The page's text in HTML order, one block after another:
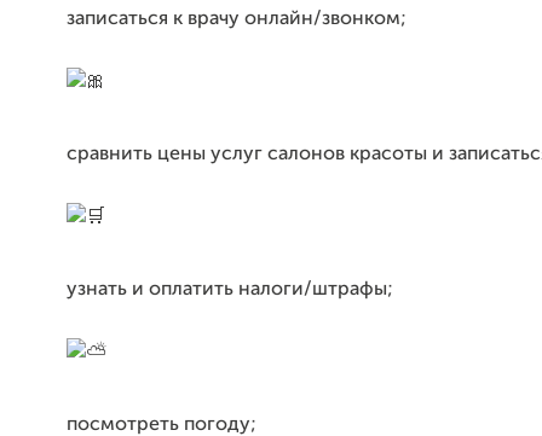
записаться к врачу онлайн/звонком;
сравнить цены услуг салонов красоты и
узнать и оплатить налоги/штрафы;
посмотреть погоду;